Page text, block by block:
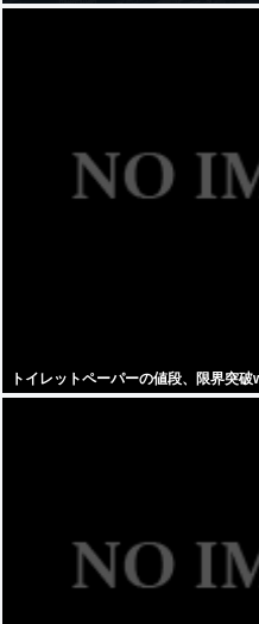
トイレットペーパーの値段、限界突破